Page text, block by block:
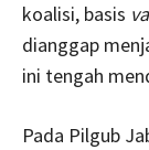
koalisi, basis
dianggap
ini tengah
Pada Pilgub